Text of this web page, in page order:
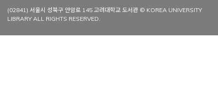
(02841) 서울시 성북구 안암로 145 고려대학교 도서관 © KOREA UNIVERSITY
LIBRARY ALL RIGHTS RESERVED.